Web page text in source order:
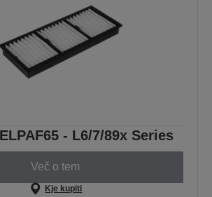
- L6/7/89x Series
Več o tem
Kje kupiti